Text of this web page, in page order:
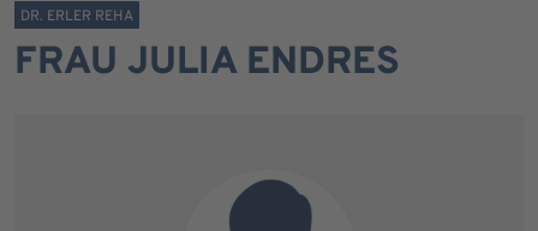
DR. ERLER REHA
FRAU JULIA ENDRES